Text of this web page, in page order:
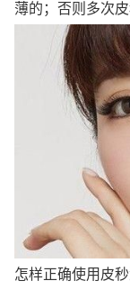
薄的；否则多次
怎样正确使用皮